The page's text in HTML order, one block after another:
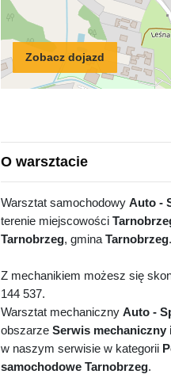
Zobacz dojazd
O warsztacie
Warsztat samochodowy Auto -
terenie miejscowości
Tarnobrzeg, gmina Tarnobrzeg.
Z mechanikiem możesz się
144 537.
Warsztat mechaniczny Auto -
obszarze Serwis mechaniczny
w naszym serwisie w kategorii
samochodowe Tarnobrzeg.